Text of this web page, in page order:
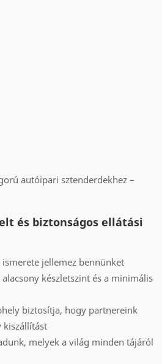
autóipari sztenderdekhez –
és biztonságos ellátási
jellemez bennünket
készletszint és a minimális
biztosítja, hogy partnereink
kiszállítást
melyek a világ minden tájáról